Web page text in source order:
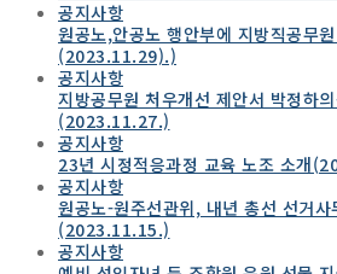
공지사항
원공노,안공노 행안부에 지방직공무
(2023.11.29).)
공지사항
지방공무원 처우개선 제안서 박정하
(2023.11.27.)
공지사항
23년 시정적응과정 교육 노조 소개
공지사항
원공노-원주선관위, 내년 총선 선거사
(2023.11.15.)
공지사항